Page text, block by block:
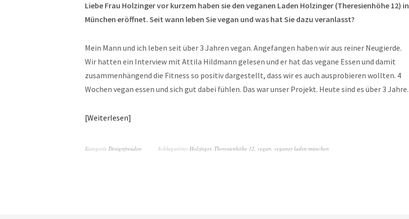
Liebe Frau Holzinger vor kurzem haben sie den veganen Laden Holzinger (Theresienhöhe 12) in
München eröffnet. Seit wann leben Sie vegan und was hat Sie dazu veranlasst?
Mein Mann und ich leben seit über 3 Jahren vegan. Angefangen haben wir aus reiner Neugierde.
Wir hatten ein Interview mit Attila Hildmann gelesen und er hat das vegane Essen und damit
zusammenhängend die Fitness so positiv dargestellt, dass wir es auch ausprobieren wollten. 4
Wochen vegan essen und sich gut dabei fühlen. Das war unser Projekt. Heute sind es über 3 Jahre.
Weiterlesen
Kategorie Designfreuden SchlagwörterHolzinger, Theresienhöhe 12, vegan, veganer laden münchen